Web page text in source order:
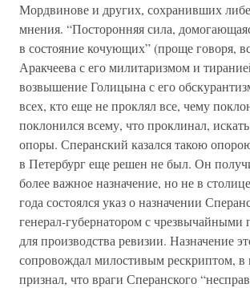
Мордвинове и других, сохранивших
мнения. “Посторонняя сила,
в состояние кочующих” (проще говоря,
Аракчеева с его милитаризмом и
возвышение Голицына с его
всех, кто еще не проклял все, чему
поклонился всему, что проклинал,
опоры. Сперанский казался такою
в Петербург еще решен не был. Он
более важное назначение, но не в
года состоялся указ о назначении
генерал-губернатором с
для производства ревизии. Назначение
сопровождал милостивым рескриптом, в
признал, что враги Сперанского